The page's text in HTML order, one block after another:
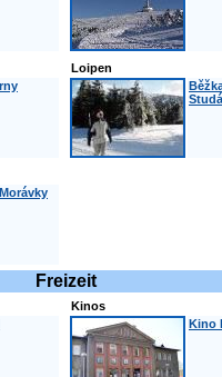
Loipen
Freizeit
Kinos
Kino